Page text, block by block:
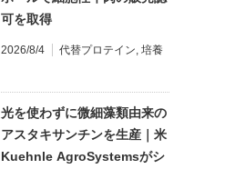
可を取得
2026/8/4 代替プロテイン 培養
光を使わずに微細藻類由来の
アスタキサンチンを生産｜米
Kuehnle AgroSystemsがシ